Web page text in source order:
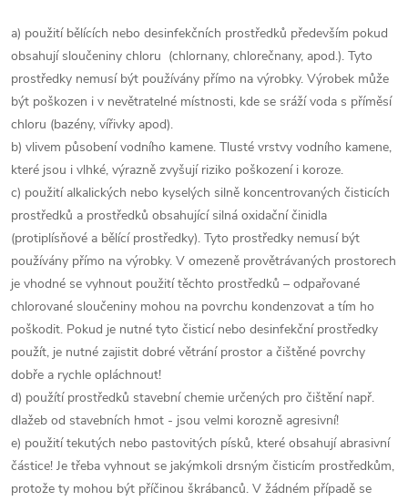
a) použití bělících nebo desinfekčních prostředků především pokud
obsahují sloučeniny chloru (chlornany, chlorečnany, apod.). Tyto
prostředky nemusí být používány přímo na výrobky. Výrobek může
být poškozen i v nevětratelné místnosti, kde se sráží voda s příměsí
chloru (bazény, vířivky apod).
b) vlivem působení vodního kamene. Tlusté vrstvy vodního kamene,
které jsou i vlhké, výrazně zvyšují riziko poškození i koroze.
c) použití alkalických nebo kyselých silně koncentrovaných čisticích
prostředků a prostředků obsahující silná oxidační činidla
(protiplísňové a bělící prostředky). Tyto prostředky nemusí být
používány přímo na výrobky. V omezeně provětrávaných prostorech
je vhodné se vyhnout použití těchto prostředků – odpařované
chlorované sloučeniny mohou na povrchu kondenzovat a tím ho
poškodit. Pokud je nutné tyto čisticí nebo desinfekční prostředky
použít, je nutné zajistit dobré větrání prostor a čištěné povrchy
dobře a rychle opláchnout!
d) použítí prostředků stavební chemie určených pro čištění např.
dlažeb od stavebních hmot - jsou velmi korozně agresivní!
e) použití tekutých nebo pastovitých písků, které obsahují abrasivní
částice! Je třeba vyhnout se jakýmkoli drsným čisticím prostředkům,
protože ty mohou být příčinou škrábanců. V žádném případě se